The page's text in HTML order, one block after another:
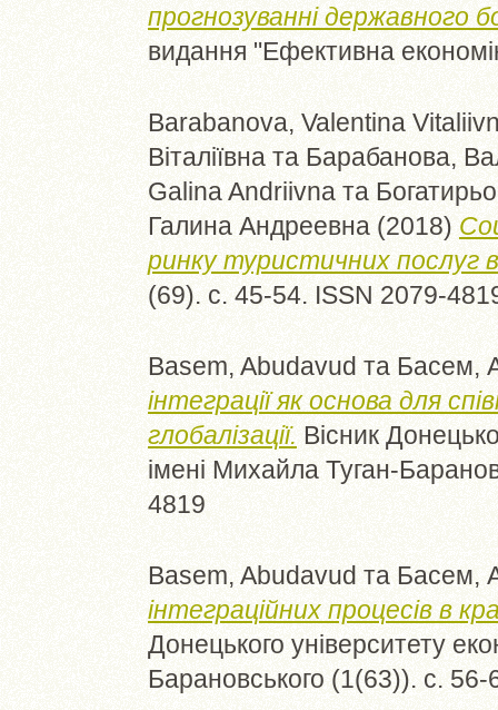
прогнозуванні державного
видання "Ефективна
Barabanova, Valentina
Віталіївна та Барабанова,
Galina Andriivna та
Галина Андреевна (2018)
ринку туристичних послуг в
(69). с. 45-54. ISSN 2079-
Basem, Abudavud та Басем,
інтеграції як основа для
глобалізації. Вісник
імені Михайла Туган-
4819
Basem, Abudavud та Басем,
інтеграційних процесів в
Донецького університету
Барановського (1(63)). с.